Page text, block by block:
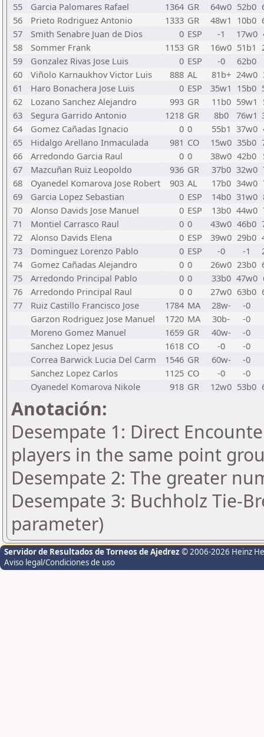
55
Garcia Palomares Rafael 1364 GR 64w0 52b0
56
Prieto Rodriguez Antonio 1333 GR 48w1 10b0
57
Smith Senabre Juan de Dios 0 ESP -1 17w0
58
Sommer Frank 1153 GR 16w0 51b1
59
Gonzalez Rivas Jose Luis 0 ESP -0
62b0
60
Viñolo Karnaukhov Victor Luis 888 AL 81b+ 24w0
61
Haro Bonachera Jose Luis 0 ESP 35w1 15b0
62
Lozano Sanchez Alejandro 993 GR 11b0 59w1
63
Segura Garrido Antonio 1218 GR 8b0 76w1
64
Gomez Cañadas Ignacio 0 0 55b1 37w0
65
Hidalgo Arellano Inmaculada 981 CO 15w0 35b0
66
Arredondo Garcia Raul 0 0 38w0 42b0
67
Mazcuñan Ruiz Leopoldo 936 GR 37b0 32w0
68
Oyanedel Komarova Jose Robert 903 AL 17b0 34w0
69
Garcia Lopez Sebastian 0 ESP 14b0 31w0
70
Alonso Davids Jose Manuel 0 ESP 13b0 44w0
71
Montiel Carrasco Raul 0 0 43w0 46b0
72
Alonso Davids Elena 0 ESP 39w0 29b0
73
Dominguez Lorenzo Pablo 0 ESP -0 -1
74
Gomez Cañadas Alejandro 0 0 26w0 23b0
75
Arredondo Principal Pablo 0 0 33b0 47w0
76
Arredondo Principal Raul 0 0 27w0 63b0
77
Ruiz Castillo Francisco Jose 1784 MA 28w-
-0
Garzon Rodriguez Jose Manuel
1720 MA 30b-
-0
Moreno Gomez Manuel
1659 GR 40w-
-0
Sanchez Lopez Jesus
1618 CO -0
-0
Correa Barwick Lucia Del Carm
1546 GR 60w-
-0
Sanchez Lopez Carlos
1125 CO -0
-0
Oyanedel Komarova Nikole
918 GR 12w0 53b0
Anotación:
Desempate 1: Direct
players in the same point
Desempate 2: The greater
Desempate 3: Buchholz Tie-
parameter)
Servidor de Resultados de Torneos de Ajedrez © 2006-2026 Heinz
Aviso legal/Condiciones de uso